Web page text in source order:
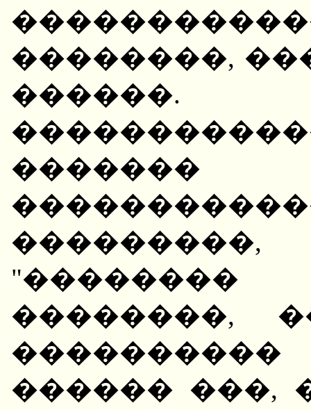
��������,
������.
��������,
������ ���,